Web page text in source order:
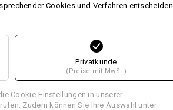
Cookies und Verfahren entscheiden.
Privatkunde
(Preise mit MwSt.)
Cookie-Einstellungen in unserer
Zudem können Sie Ihre Auswahl unter